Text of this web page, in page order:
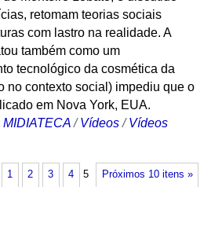
retomam teorias sociais
com lastro na realidade. A
também como um
tecnológico da cosmética da
no contexto social) impediu que o
em Nova York, EUA.
MIDIATECA /Vídeos /Vídeos
Próximos 10 itens »
1 2 3 4 5